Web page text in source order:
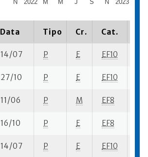
2022 2023
N M M J S N
Data Tipo Cr. Cat.
14/07 P E EF10
27/10 P E EF10
11/06 P M EF8
16/10 P E EF8
14/07 P E EF10